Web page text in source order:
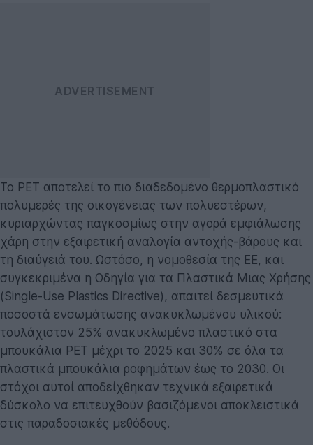
Το PET αποτελεί το πιο διαδεδομένο θερμοπλαστικό
πολυμερές της οικογένειας των πολυεστέρων,
κυριαρχώντας παγκοσμίως στην αγορά εμφιάλωσης
χάρη στην εξαιρετική αναλογία αντοχής-βάρους και
τη διαύγειά του. Ωστόσο, η νομοθεσία της ΕΕ, και
συγκεκριμένα η Οδηγία για τα Πλαστικά Μιας Χρήσης
(Single-Use Plastics Directive), απαιτεί δεσμευτικά
ποσοστά ενσωμάτωσης ανακυκλωμένου υλικού:
τουλάχιστον 25% ανακυκλωμένο πλαστικό στα
μπουκάλια PET μέχρι το 2025 και 30% σε όλα τα
πλαστικά μπουκάλια ροφημάτων έως το 2030. Οι
στόχοι αυτοί αποδείχθηκαν τεχνικά εξαιρετικά
δύσκολο να επιτευχθούν βασιζόμενοι αποκλειστικά
στις παραδοσιακές μεθόδους.